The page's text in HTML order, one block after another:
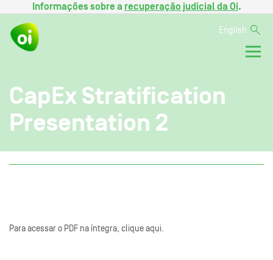
Informações sobre a recuperação judicial da Oi.
English
CapEx Stratification
Presentation 2
Para acessar o PDF na íntegra, clique aqui.